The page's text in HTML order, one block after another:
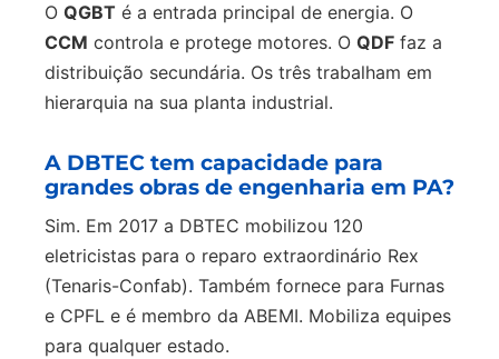
O QGBT é a entrada principal de energia. O
CCM controla e protege motores. O QDF faz a
distribuição secundária. Os três trabalham em
hierarquia na sua planta industrial.
A DBTEC tem capacidade para
grandes obras de engenharia em PA?
Sim. Em 2017 a DBTEC mobilizou 120
eletricistas para o reparo extraordinário Rex
(Tenaris-Confab). Também fornece para Furnas
e CPFL e é membro da ABEMI. Mobiliza equipes
para qualquer estado.